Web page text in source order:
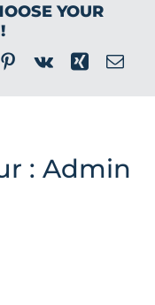
YOUR
Pinterest
Vk Xing
: Admin